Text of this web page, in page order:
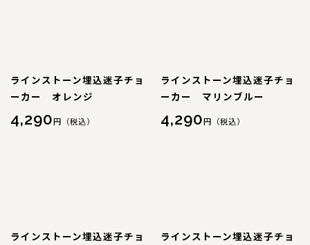
SHOP ショップ
ラインストーン埋込迷子チョ
ーカー オレンジ
4,290円（税込）
ラインストーン埋込迷子チョ
ーカー マリンブルー
4,290円（税込）
ラインストーン埋込迷子チョ
ラインストーン埋込迷子チョ